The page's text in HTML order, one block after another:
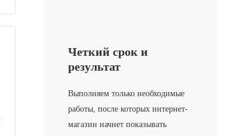
Четкий срок и
результат
Выполняем только необходимые
работы, после которых интернет-
магазин начнет показывать